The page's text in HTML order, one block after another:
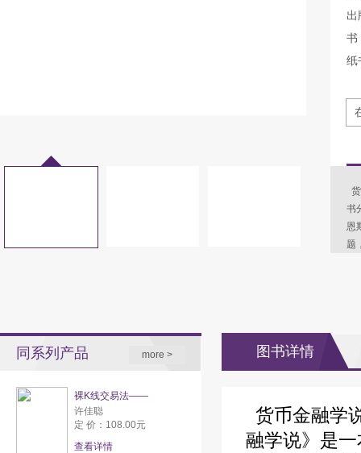
出
纸
书
恩
题
同系列产品 more >
裸K线交易法——
许佳聪
定 价：108.00元
查看详情
图书详情
货币金融学
融学说》是